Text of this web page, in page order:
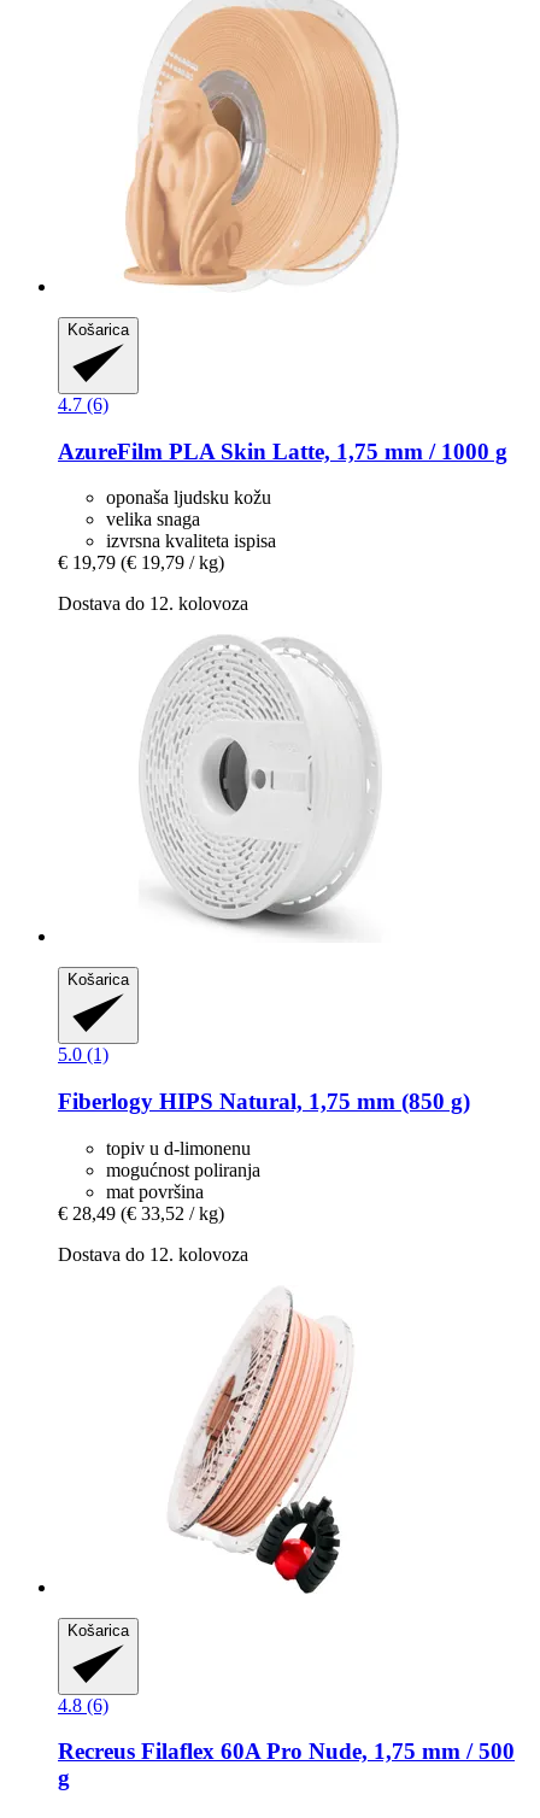
Košarica
4.7 (6)
AzureFilm PLA Skin Latte, 1,75 mm / 1000 g
oponaša ljudsku kožu
velika snaga
izvrsna kvaliteta ispisa
€ 19,79 (€ 19,79 / kg)
Dostava do 12. kolovoza
Košarica
5.0 (1)
Fiberlogy HIPS Natural, 1,75 mm (850 g)
topiv u d-limonenu
mogućnost poliranja
mat površina
€ 28,49 (€ 33,52 / kg)
Dostava do 12. kolovoza
Košarica
4.8 (6)
Recreus Filaflex 60A Pro Nude, 1,75 mm / 500
g